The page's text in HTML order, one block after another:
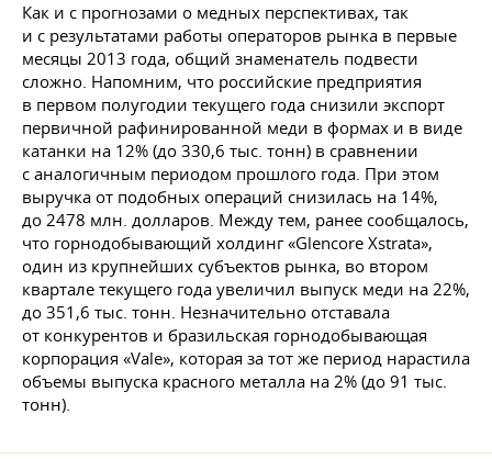
Как и с прогнозами о медных перспективах, так
и с результатами работы операторов рынка в первые
месяцы 2013 года, общий знаменатель подвести
сложно. Напомним, что российские предприятия
в первом полугодии текущего года снизили экспорт
первичной рафинированной меди в формах и в виде
катанки на 12% (до 330,6 тыс. тонн) в сравнении
с аналогичным периодом прошлого года. При этом
выручка от подобных операций снизилась на 14%,
до 2478 млн. долларов. Между тем, ранее сообщалось,
что горнодобывающий холдинг «Glencore Xstrata»,
один из крупнейших субъектов рынка, во втором
квартале текущего года увеличил выпуск меди на 22%,
до 351,6 тыс. тонн. Незначительно отставала
от конкурентов и бразильская горнодобывающая
корпорация «Vale», которая за тот же период нарастила
объемы выпуска красного металла на 2% (до 91 тыс.
тонн).